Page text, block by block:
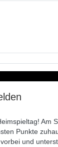
Am
Punkte
und